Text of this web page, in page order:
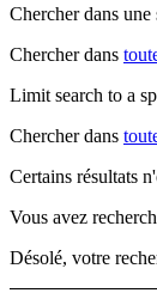
Chercher dans
Chercher dans
Limit search to a
Chercher dans
Certains résultats
Vous avez
Désolé, votre